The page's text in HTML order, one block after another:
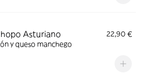
Asturiano
22,90 €
y queso manchego